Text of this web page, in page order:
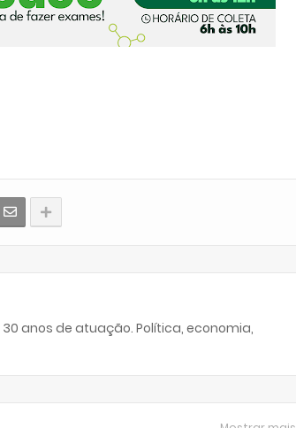
anos de atuação. Política, economia,